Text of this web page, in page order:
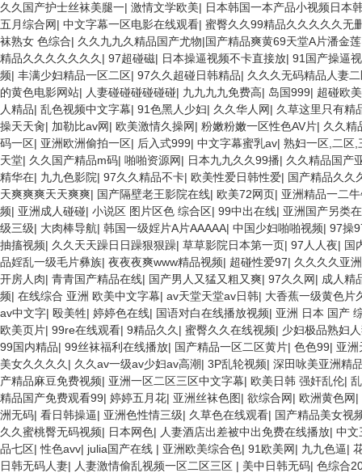
久久国产护士丝袜美腿一| 激情文学欧美| 日本韩国一本产品小视频日本
五月综合网| 中文字幕一区电影在线观看| 蜜臀久久99精品久久久久久无
袜熟女 色综合| 久久九九久精品国产尤物|国产精品爽黄69天堂A片潘金
精品久久久久久久久 | 97超碰磁| 日本操逼视频不卡直接放| 91国产操逼
频| 丰满少妇精品一区二区| 97久久超碰日韩精品| 久久久无码精品人妻
的黄色电影网站| 人妻碰碰碰碰碰碰| 九九九九免费高| 岛国999| 超碰欧
人精品| 乱色视频中文字幕| 91色黑人少妇| 久久华人网| 久草这里只有精
操天天肏| 加勒比av网| 欧美激情久操网| 粉嫩粉嫩一区性色AV片| 久久精
码一区| 亚洲欧洲偷拍一区| 后入式999| 中文字幕蜜乳av| 熟妇一区,二区,
天堂| 久久国产精品m码| 啪啪资源网| 日本九九久久99播| 久久精品国产
精华在| 九九色影院| 97久久精品不卡| 欧美性爱日韩性爱| 国产精品久久
天爽爽爽天天爽爽| 国产隔壁老王影院在线| 欧美72网页| 亚洲精品一二
频| 亚洲成人碰碰| 小说区 图片区色 综合区| 99中出在线| 亚洲国产另类
级三级| 大肉棒导航| 韩国一级婬片A片AAAAA| 中国少妇啪啪视频| 97操
抽搐视频| 久久天天躁日日躁狠狠躁| 草草影院日本第一页| 97人人夜| 国
品婬乱一级毛片彝族| 夜夜夜爽www精品视频| 超碰性爱97| 久久久久亚
开房人肉| 青青国产精品在线| 国产男人又猛又粗又爽| 97久久网| 成人精
频| 在线综合 亚洲 欧美中文字幕| av天堂天堂av日韩| 大香蕉一级黄色片
av中文字| 殴美牲| 婷婷色在线| 国语对白在线播放视频| 亚洲 日本 国产
欧美页片| 99re在线观看| 9精品久久 | 蜜臀久久在线视频| 少妇极品熟妇
99国内精品| 99丝袜福利在线播放| 国产精品一区二区黄片| 色色99| 亚洲
美女久久久久 | 久久av一级av少妇av高潮| 3P乱轮视频| 深田咏美亚洲精
产精品麻豆免费视频| 亚洲一区二区三区中文字幕| 欧美日韩 强奸乱伦|
精品国产免费观看99| 婷婷五月花| 亚洲丝袜色图| 欲综合网| 欧洲黄色网|
洲无码| 看日韩操逼| 亚洲色性情三级| 久草色在线观看| 国产精品美女视
久久蜜桃臀无码视频| 日本网色| 人妻酒店出差被中出免费在线播放| 中文
品七区|性色avv| julia国产在线 | 亚洲欧美综合色| 91欧美网| 九九色逼|
日韩无码人妻| 人妻激情偷乱视频一区二区三区 | 美中日韩无码| 色综合